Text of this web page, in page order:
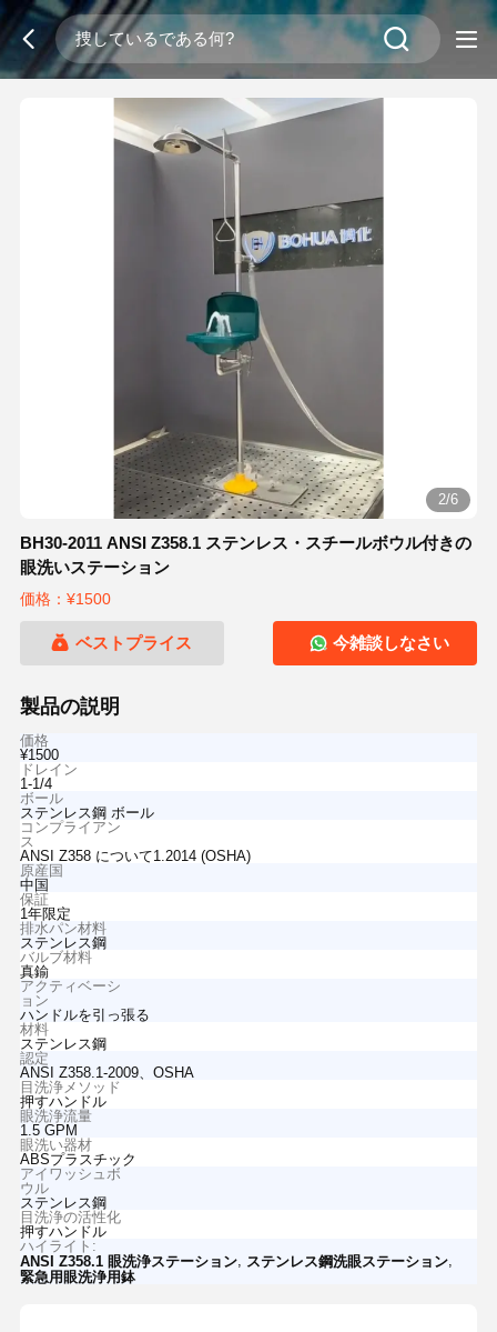
2/6
BH30-2011 ANSI Z358.1 ステンレス・スチールボウル付きの
眼洗いステーション
価格：¥1500
ベストプライス 今雑談しなさい
製品の説明
価格
¥1500
ドレイン
1-1/4
ボール
ステンレス鋼 ボール
コンプライアン
ス
ANSI Z358 について1.2014 (OSHA)
原産国
中国
保証
1年限定
排水パン材料
ステンレス鋼
バルブ材料
真鍮
アクティベーシ
ョン
ハンドルを引っ張る
材料
ステンレス鋼
認定
ANSI Z358.1-2009、OSHA
目洗浄メソッド
押すハンドル
眼洗浄流量
1.5 GPM
眼洗い器材
ABSプラスチック
アイワッシュボ
ウル
ステンレス鋼
目洗浄の活性化
押すハンドル
ハイライト:
ANSI Z358.1 眼洗浄ステーション, ステンレス鋼洗眼ステーション,
緊急用眼洗浄用鉢